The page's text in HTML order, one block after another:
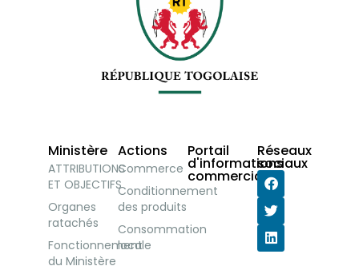
Ministère
ATTRIBUTIONS
ET OBJECTIFS
Organes
ratachés
Fonctionnement
du Ministère
Actions
Commerce
Conditionnement
des produits
Consommation
locale
Portail
d'informations
commerciales
Réseaux
sociaux